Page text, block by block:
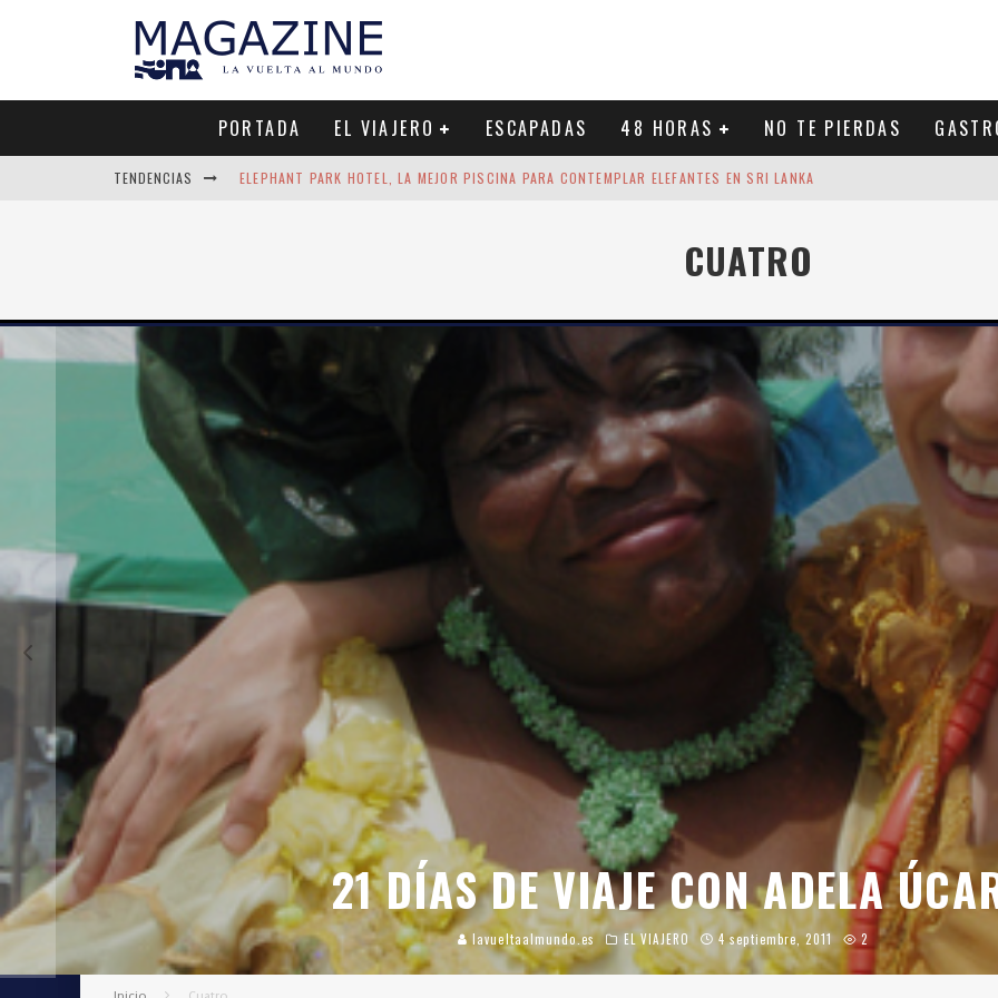
PORTADA EL VIAJERO ESCAPADAS 48 HORAS NO TE PIERDAS
TENDENCIAS ELEPHANT PARK HOTEL, LA MEJOR PISCINA PARA CONTEMPLAR ELEFANTES EN SRI LANKA
SNORKEL CON TIBURONES EN MALDIVAS: LA AVENTURA QUE CONVIERTE A THODDOO EN UN PARAÍSO BAJO EL AGUA
CUATRO
21 DÍAS DE VIAJE CON ADELA
lavueltaalmundo.es EL VIAJERO 4 septiembre, 2011 2